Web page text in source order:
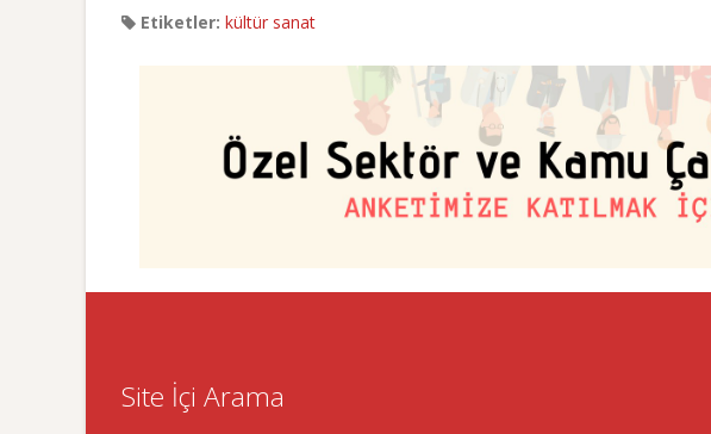
Etiketler: kültür sanat
Site İçi Arama